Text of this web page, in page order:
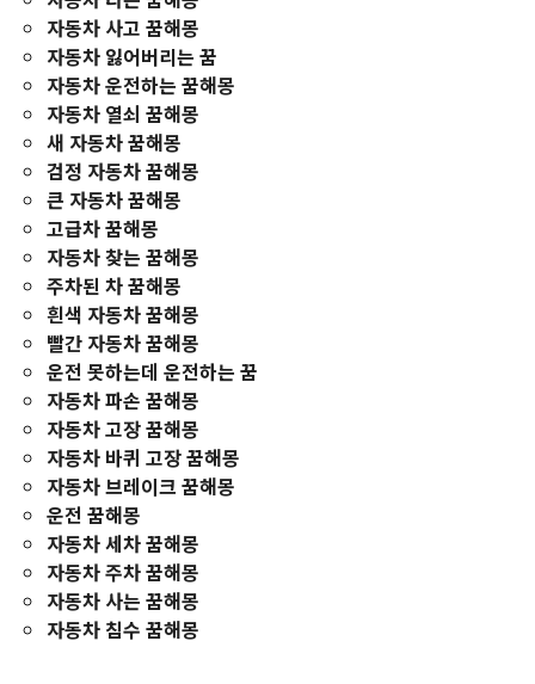
자동차 사고 꿈해몽
자동차 잃어버리는 꿈
자동차 운전하는 꿈해몽
자동차 열쇠 꿈해몽
새 자동차 꿈해몽
검정 자동차 꿈해몽
큰 자동차 꿈해몽
고급차 꿈해몽
자동차 찾는 꿈해몽
주차된 차 꿈해몽
흰색 자동차 꿈해몽
빨간 자동차 꿈해몽
운전 못하는데 운전하는 꿈
자동차 파손 꿈해몽
자동차 고장 꿈해몽
자동차 바퀴 고장 꿈해몽
자동차 브레이크 꿈해몽
운전 꿈해몽
자동차 세차 꿈해몽
자동차 주차 꿈해몽
자동차 사는 꿈해몽
자동차 침수 꿈해몽